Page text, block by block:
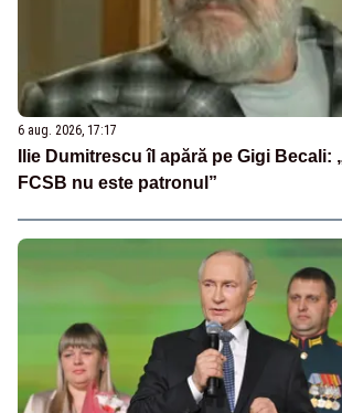
6 aug. 2026, 17:17
Ilie Dumitrescu îl apără pe Gigi Becali:
FCSB nu este patronul”